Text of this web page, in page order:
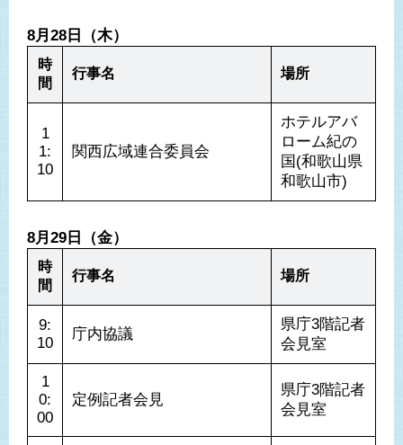
8月28日（木）
時
間
行事名 場所
1
1:
10
関西広域連合委員会
ホテルアバ
ローム紀の
国(和歌山県
和歌山市)
8月29日（金）
時
間
行事名 場所
9:
10
庁内協議
県庁3階記者
会見室
1
0:
00
定例記者会見
県庁3階記者
会見室